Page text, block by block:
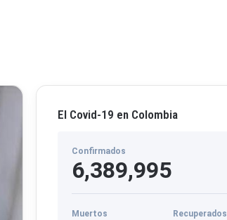
El Covid-19 en Colombia
Confirmados
6,389,995
Muertos Recuperados